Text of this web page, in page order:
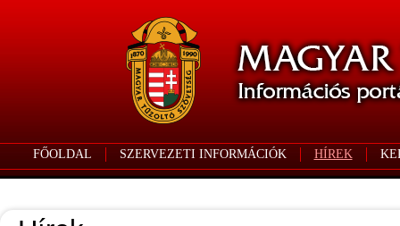
FŐOLDAL SZERVEZETI INFORMÁCIÓK HÍREK